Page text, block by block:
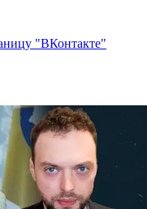
"ВКонтакте"